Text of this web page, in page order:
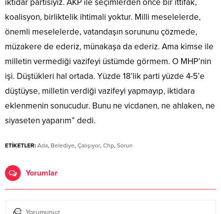
iktidar partisiyiz. AKP ile seçimlerden önce bir ittifak,
koalisyon, birliktelik ihtimali yoktur. Milli meselelerde,
önemli meselelerde, vatandaşın sorununu çözmede,
müzakere de ederiz, münakaşa da ederiz. Ama kimse ile
milletin vermediği vazifeyi üstümde görmem. O MHP’nin
işi. Düştükleri hal ortada. Yüzde 18’lik parti yüzde 4-5’e
düştüyse, milletin verdiği vazifeyi yapmayıp, iktidara
eklenmenin sonucudur. Bunu ne vicdanen, ne ahlaken, ne
siyaseten yaparım” dedi.
ETİKETLER: Ada, Belediye, Çalışıyor, Chp, Sorun
Yorumlar